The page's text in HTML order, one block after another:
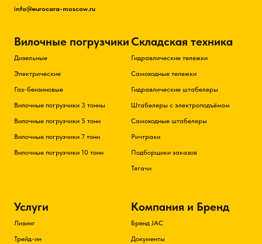
info@eurocara-moscow.ru
Вилочные погрузчики
Дизельные
Электрические
Газ-бензиновые
Вилочные погрузчики 3 тонны
Вилочные погрузчики 5 тонн
Вилочные погрузчики 7 тонн
Вилочные погрузчики 10 тонн
Складская техника
Гидравлические тележки
Самоходные тележки
Гидравлические штабелеры
Штабелеры с электроподъёмом
Самоходные штабелеры
Ричтраки
Подборщики заказов
Тягачи
Услуги
Лизинг
Трейд-ин
Компания и Бренд
Бренд JAC
Документы